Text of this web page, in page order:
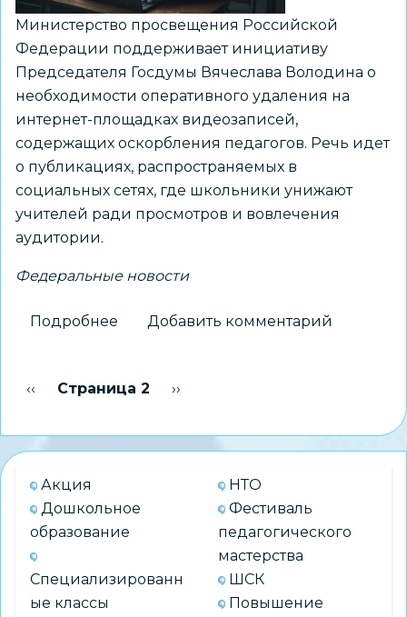
Министерство просвещения Российской
Федерации поддерживает инициативу
Председателя Госдумы Вячеслава Володина о
необходимости оперативного удаления на
интернет-площадках видеозаписей,
содержащих оскорбления педагогов. Речь идет
о публикациях, распространяемых в
социальных сетях, где школьники унижают
учителей ради просмотров и вовлечения
аудитории.
Федеральные новости
Подробнее
поддерживает
удалять
оскорблениями
педагогов
Добавить комментарий
Нумерация
Предыдущая страница
‹‹ Страница 2 Следующая страница
››
Акция
Дошкольное
образование
Специализированн
ые классы
НТО
Фестиваль
педагогического
мастерства
ШСК
Повышение